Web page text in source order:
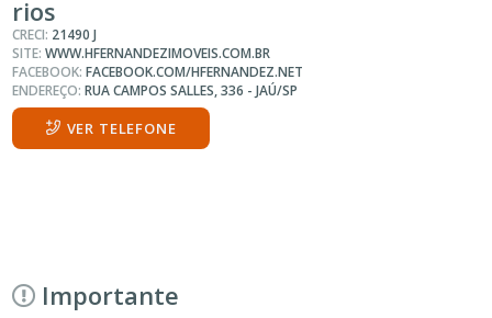
rios
CRECI: 21490 J
SITE:WWW.HFERNANDEZIMOVEIS.COM.BR
FACEBOOK:FACEBOOK.COM/HFERNANDEZ.NET
ENDEREÇO:RUA CAMPOS SALLES, 336 - JAÚ/SP
VER TELEFONE
Importante